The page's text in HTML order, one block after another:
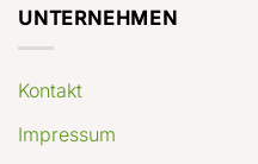
UNTERNEHMEN
Kontakt
Impressum